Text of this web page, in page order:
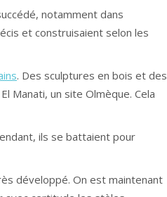
notamment dans
et construisaient selon les
. Des sculptures en bois et des
Manati, un site Olmèque. Cela
ils se battaient pour
développé. On est maintenant